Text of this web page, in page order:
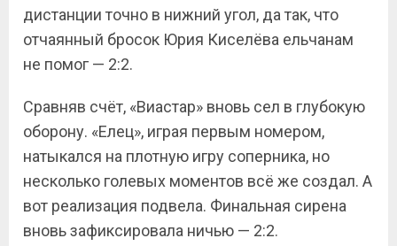
дистанции точно в нижний угол, да так, что
отчаянный бросок Юрия Киселёва ельчанам
не помог — 2:2.
Сравняв счёт, «Виастар» вновь сел в глубокую
оборону. «Елец», играя первым номером,
натыкался на плотную игру соперника, но
несколько голевых моментов всё же создал. А
вот реализация подвела. Финальная сирена
вновь зафиксировала ничью — 2:2.